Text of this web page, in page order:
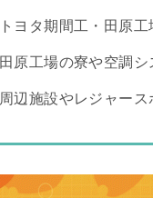
トヨタ期間工・田原
田原工場の寮や空調
周辺施設やレジャー